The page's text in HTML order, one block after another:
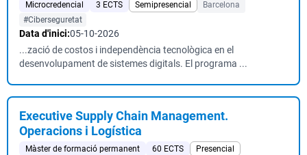
Microcredencial 3 ECTS Semipresencial
Barcelona
#Ciberseguretat
Data d'inici:05-10-2026
...zació de costos i independència tecnològica en el
desenvolupament de sistemes digitals. El programa ...
Executive Supply Chain Management.
Operacions i Logística
Màster de formació permanent 60 ECTS Presencial